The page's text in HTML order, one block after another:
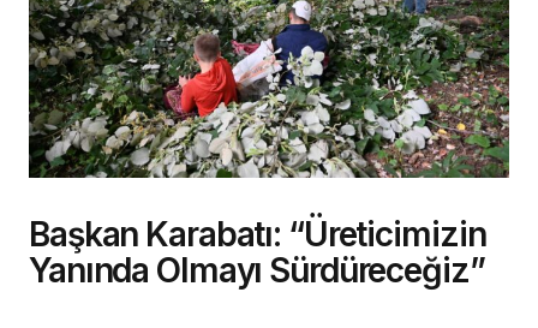
Başkan Karabatı: “Üreticimizin
Yanında Olmayı Sürdüreceğiz”